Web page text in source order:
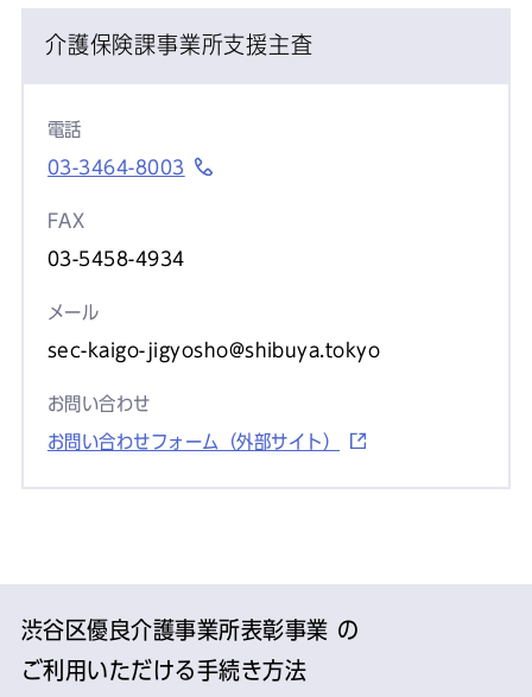
介護保険課事業所支援主査
電話
03-3464-8003
FAX
03-5458-4934
メール
sec-kaigo-jigyosho@shibuya.tokyo
お問い合わせ
お問い合わせフォーム（外部サイト）
渋谷区優良介護事業所表彰事業 の
ご利用いただける手続き方法